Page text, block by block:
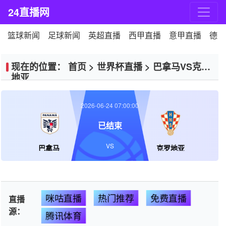
24直播网
篮球新闻 足球新闻 英超直播 西甲直播 意甲直播 德
现在的位置： 首页 > 世界杯直播> 巴拿马VS克罗
地亚
巴拿马 克罗地亚
2026-06-24 07:00:00
已结束
VS
直播
源：
咪咕直播 热门推荐
免费直播
腾讯体育